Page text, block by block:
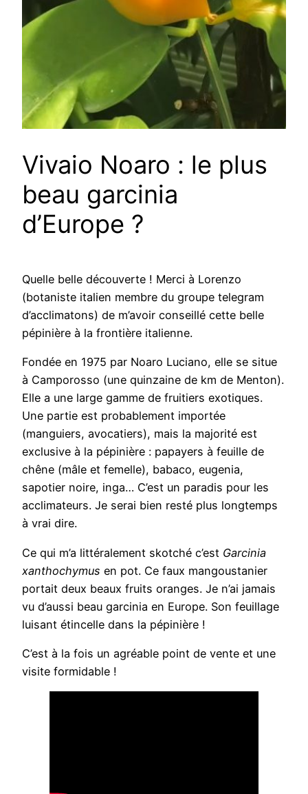
Vivaio Noaro : le plus
beau garcinia
d’Europe ?
Quelle belle découverte ! Merci à Lorenzo
(botaniste italien membre du groupe telegram
d’acclimatons) de m’avoir conseillé cette belle
pépinière à la frontière italienne.
Fondée en 1975 par Noaro Luciano, elle se situe
à Camporosso (une quinzaine de km de Menton).
Elle a une large gamme de fruitiers exotiques.
Une partie est probablement importée
(manguiers, avocatiers), mais la majorité est
exclusive à la pépinière : papayers à feuille de
chêne (mâle et femelle), babaco, eugenia,
sapotier noire, inga… C’est un paradis pour les
acclimateurs. Je serai bien resté plus longtemps
à vrai dire.
Ce qui m’a littéralement skotché c’est Garcinia
xanthochymus en pot. Ce faux mangoustanier
portait deux beaux fruits oranges. Je n’ai jamais
vu d’aussi beau garcinia en Europe. Son feuillage
luisant étincelle dans la pépinière !
C’est à la fois un agréable point de vente et une
visite formidable !